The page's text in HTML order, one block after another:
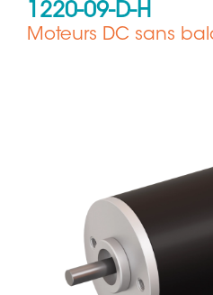
1220-09-D-H
Moteurs DC sans